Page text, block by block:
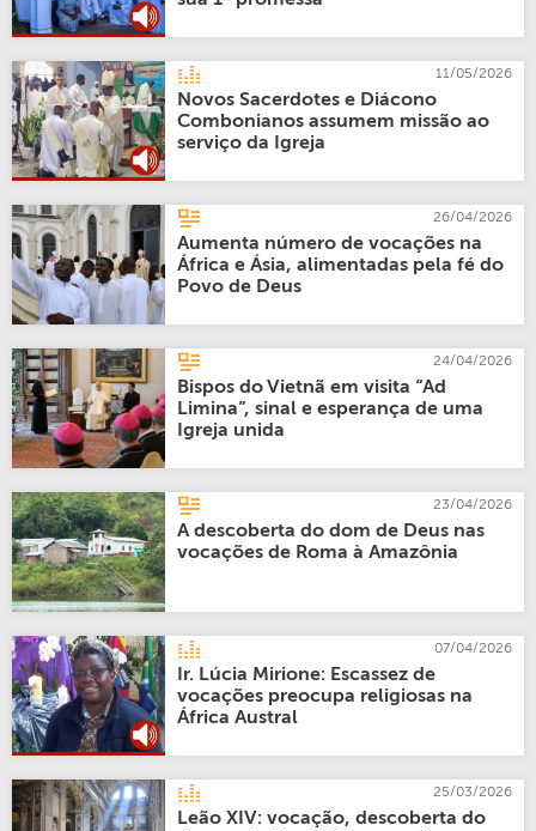
11/05/2026
Novos Sacerdotes e Diácono
Combonianos assumem missão ao
serviço da Igreja
26/04/2026
Aumenta número de vocações na
África e Ásia, alimentadas pela fé do
Povo de Deus
24/04/2026
Bispos do Vietnã em visita “Ad
Limina”, sinal e esperança de uma
Igreja unida
23/04/2026
A descoberta do dom de Deus nas
vocações de Roma à Amazônia
07/04/2026
Ir. Lúcia Mirione: Escassez de
vocações preocupa religiosas na
África Austral
25/03/2026
Leão XIV: vocação, descoberta do